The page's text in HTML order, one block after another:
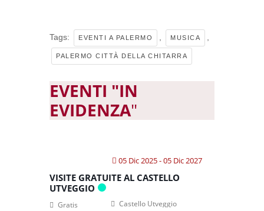
Tags: EVENTI A PALERMO MUSICA
PALERMO CITTÀ DELLA CHITARRA
EVENTI "IN
EVIDENZA"
05 Dic 2025- 05 Dic 2027
VISITE GRATUITE AL CASTELLO
UTVEGGIO
Castello Utveggio
Gratis